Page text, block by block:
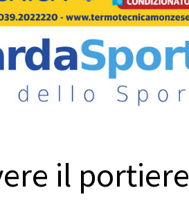
il portiere